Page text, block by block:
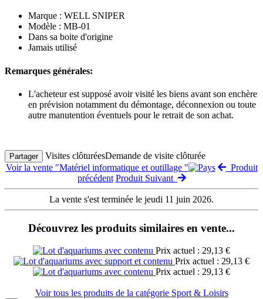
Marque : WELL SNIPER
Modèle : MB-01
Dans sa boite d'origine
Jamais utilisé
Remarques générales:
L'acheteur est supposé avoir visité les biens avant son enchère
en prévision notamment du démontage, déconnexion ou toute
autre manutention éventuels pour le retrait de son achat.
Partager Visites clôturéesDemande de visite clôturée
Voir la vente "Matériel informatique et outillage "
Produit
précédent Produit Suivant
La vente s'est terminée le jeudi 11 juin 2026.
Découvrez les produits similaires en vente...
Prix actuel : 29,13 €
Prix actuel : 29,13 €
Prix actuel : 29,13 €
Voir tous les produits de la catégorie Sport & Loisirs